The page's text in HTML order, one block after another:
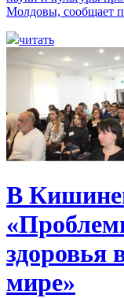
Молдовы, сообщает
читать
В
здоровья
мире»